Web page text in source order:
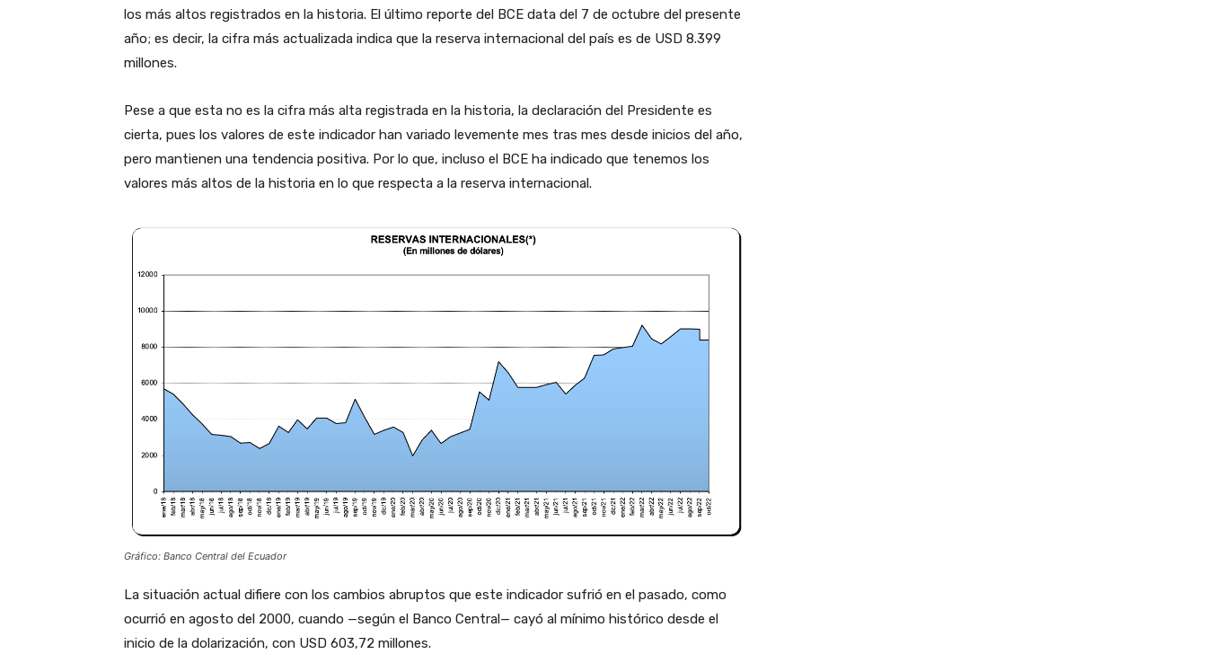
los más altos registrados en la historia. El último reporte del BCE data del 7 de octubre del presente
año; es decir, la cifra más actualizada indica que la reserva internacional del país es de USD 8.399
millones.
Pese a que esta no es la cifra más alta registrada en la historia, la declaración del Presidente es
cierta, pues los valores de este indicador han variado levemente mes tras mes desde inicios del año,
pero mantienen una tendencia positiva. Por lo que, incluso el BCE ha indicado que tenemos los
valores más altos de la historia en lo que respecta a la reserva internacional.
Gráfico: Banco Central del Ecuador
La situación actual difiere con los cambios abruptos que este indicador sufrió en el pasado, como
ocurrió en agosto del 2000, cuando —según el Banco Central— cayó al mínimo histórico desde el
inicio de la dolarización, con USD 603,72 millones.